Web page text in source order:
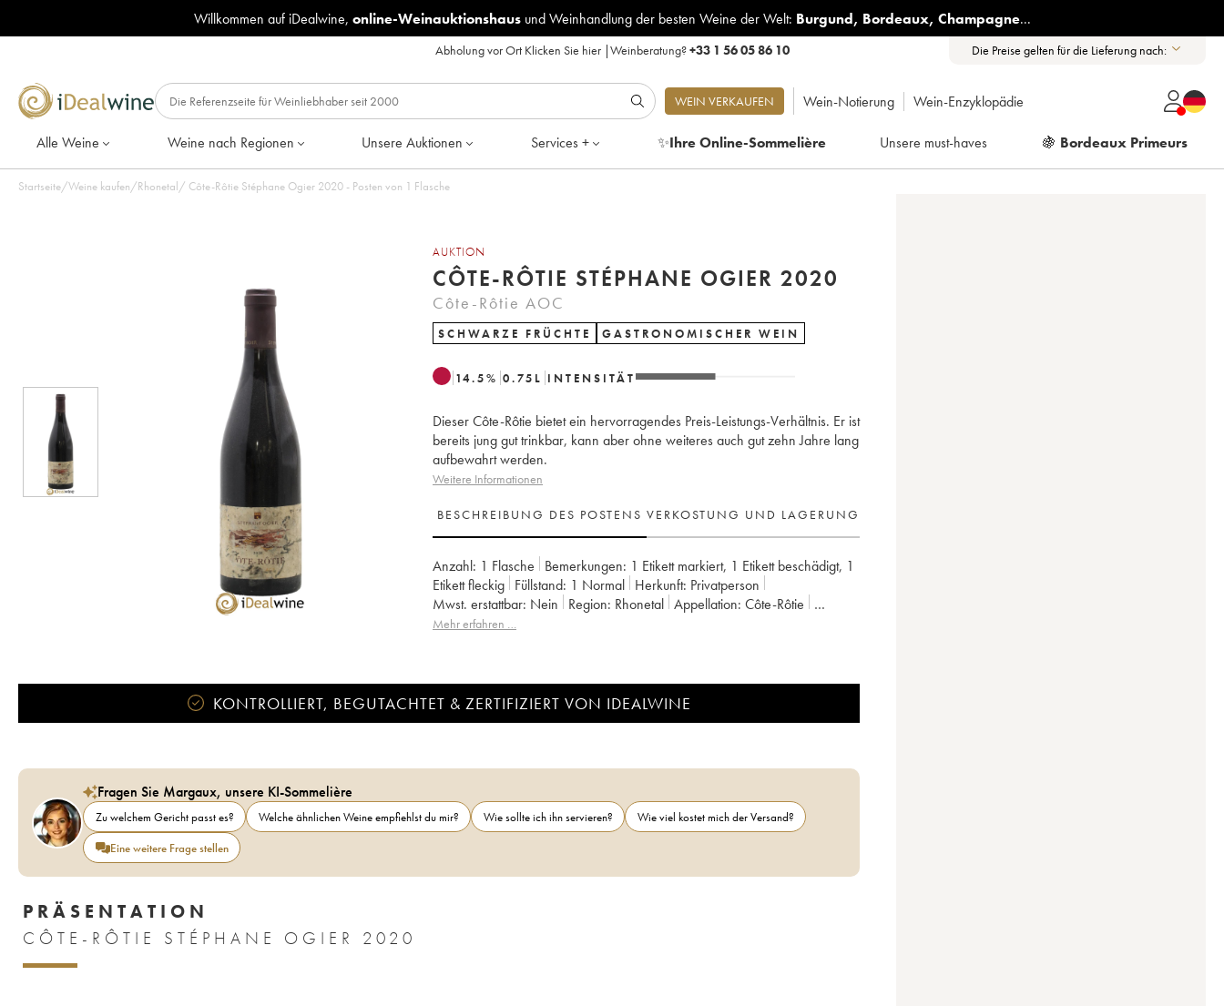
Willkommen auf iDealwine, online-Weinauktionshausund Weinhandlung der besten Weine der Welt: Burgund, Bordeaux, Champagne...
Abholung vor Ort Klicken Sie hier|Weinberatung?+33 1 56 05 86 10 Die Preise gelten für die Lieferung nach:
WEIN VERKAUFEN Wein-Notierung Wein-Enzyklopädie
Alle Weine Weine nach Regionen Unsere Auktionen Services + ✨Ihre Online-Sommelière Unsere must-haves 🍇 Bordeaux Primeurs
Startseite/Weine kaufen/Rhonetal/ Côte-Rôtie Stéphane Ogier 2020 - Posten von 1 Flasche
AUKTION
CÔTE-RÔTIE STÉPHANE OGIER 2020
Côte-Rôtie AOC
SCHWARZE FRÜCHTE GASTRONOMISCHER WEIN
14.5% 0.75 L INTENSITÄT
Dieser Côte-Rôtie bietet ein hervorragendes Preis-Leistungs-Verhältnis. Er ist
bereits jung gut trinkbar, kann aber ohne weiteres auch gut zehn Jahre lang
aufbewahrt werden.
Weitere Informationen
BESCHREIBUNG DES POSTENS VERKOSTUNG UND LAGERUNG
Anzahl: 1 Flasche Bemerkungen: 1 Etikett markiert, 1 Etikett beschädigt, 1
Etikett fleckig Füllstand: 1 Normal Herkunft:
privatperson
Mwst. erstattbar:
nein Region: Rhonetal Appellation:
Côte-Rôtie
Eigentümer:
Stéphane Ogier
Mehr erfahren …
KONTROLLIERT, BEGUTACHTET & ZERTIFIZIERT VON IDEALWINE
Fragen Sie Margaux, unsere KI-Sommelière
Zu welchem Gericht passt es? Welche ähnlichen Weine empfiehlst du mir? Wie sollte ich ihn servieren?
Wie viel kostet mich der Versand?
Eine weitere Frage stellen
PRÄSENTATION
CÔTE-RÔTIE STÉPHANE OGIER 2020